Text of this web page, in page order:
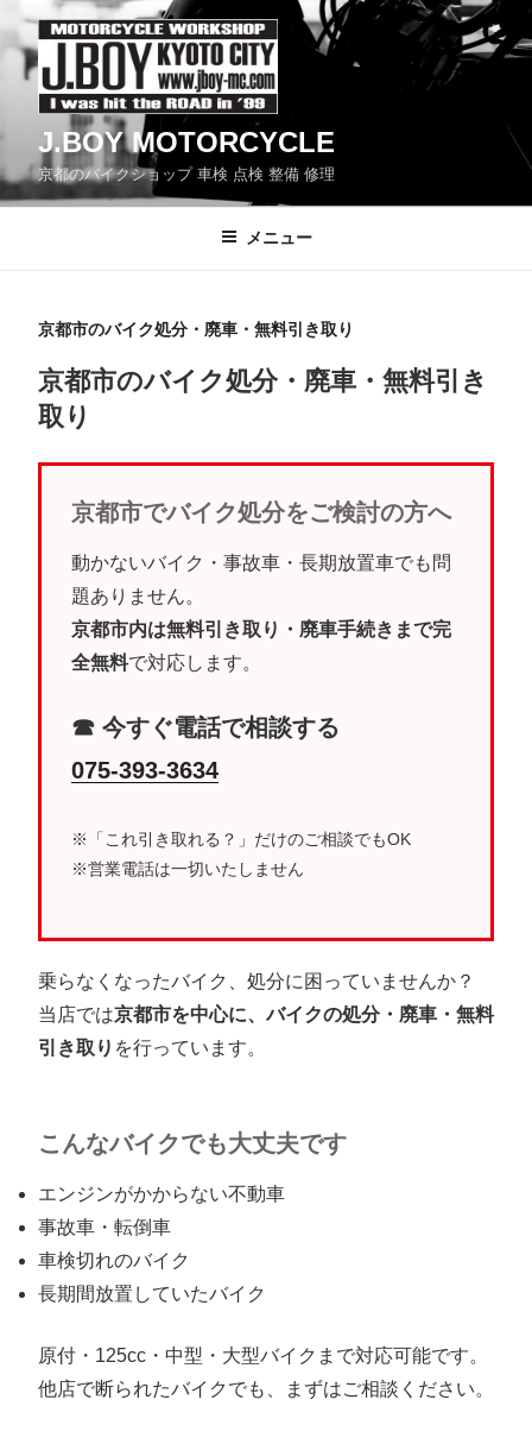
ン
へ
J.BOY MOTORCYCLE
京都のバイクショップ 車検 点検 整備 修理
メニュー
京都市のバイク処分・廃車・無料引き取り
京都市のバイク処分・廃車・無料引き
取り
京都市でバイク処分をご検討の方へ
動かないバイク・事故車・長期放置車でも問
題ありません。
京都市内は無料引き取り・廃車手続きまで完
全無料で対応します。
☎ 今すぐ電話で相談する
075-393-3634
※「これ引き取れる？」だけのご相談でもOK
※営業電話は一切いたしません
乗らなくなったバイク、処分に困っていませんか？
当店では京都市を中心に、バイクの処分・廃車・無料
引き取り を行っています。
こんなバイクでも大丈夫です
エンジンがかからない不動車
事故車・転倒車
車検切れのバイク
長期間放置していたバイク
原付・125cc・中型・大型バイクまで対応可能です。
他店で断られたバイクでも、まずはご相談ください。